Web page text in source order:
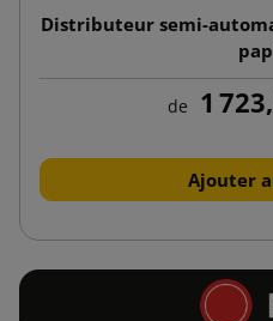
Distributeur semi-
de 1
Ajouter